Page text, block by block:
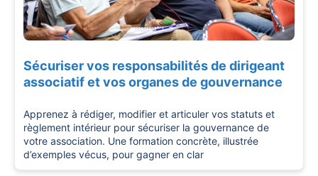
Sécuriser vos responsabilités de dirigeant
associatif et vos organes de gouvernance
Apprenez à rédiger, modifier et articuler vos statuts et
règlement intérieur pour sécuriser la gouvernance de
votre association. Une formation concrète, illustrée
d’exemples vécus, pour gagner en clar